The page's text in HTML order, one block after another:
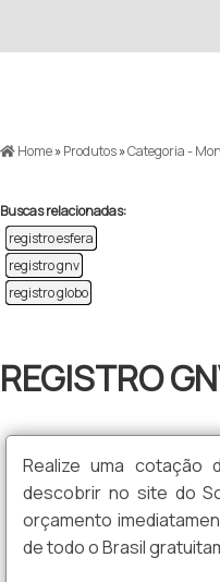
Home»Produtos»Categoria -
Buscas relacionadas:
registro esfera
registro gnv
registro globo
REGISTRO
Realize uma
descobrir no site do
orçamento
de todo o Brasil